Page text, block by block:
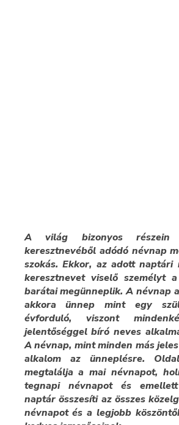
A világ bizonyos részein
keresztnevéből adódó névnap
szokás. Ekkor, az adott naptári
keresztnevet viselő személyt
barátai megünneplik. A névnap
akkora ünnep mint egy
évforduló, viszont
jelentőséggel bíró neves
A névnap, mint minden más
alkalom az ünneplésre.
megtalálja a mai névnapot,
tegnapi névnapot és
naptár összesíti az összes
névnapot és a legjobb